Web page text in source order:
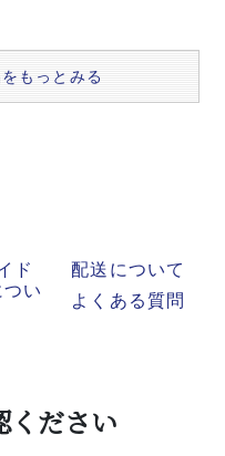
もっとみる
ド
配送について
い
よくある質問
ださい